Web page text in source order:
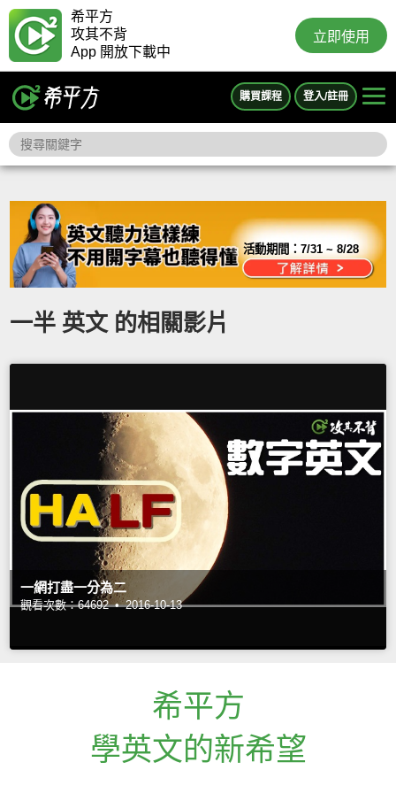
希平方
攻其不背
App 開放下載中
立即使用
購買課程 登入/註冊
活動期間：7/31 ~ 8/28
一半 英文 的相關影片
一網打盡一分為二
觀看次數：64692 • 2016-10-13
希平方
學英文的新希望